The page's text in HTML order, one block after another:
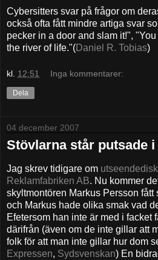
Cybersitters svar på frågor om
också ofta fått mindre artiga svar
pecker in a door and slam it!",
the river of life."(Daniel R. Tobias)
kl. 12:51 Inga kommentarer:
Dela
04 december 2007
Stövlarna står putsade
Jag skrev tidigare om
Reklamfabriken AB. Nu kommer
skyltmontören Markus Persson fått
och Markus hade olika smak vad
Efetersom han inte är med i facket
därifrån (även om de inte gillar att
folk för att man inte gillar hur dom
Expressen, Sydsvenskan) En